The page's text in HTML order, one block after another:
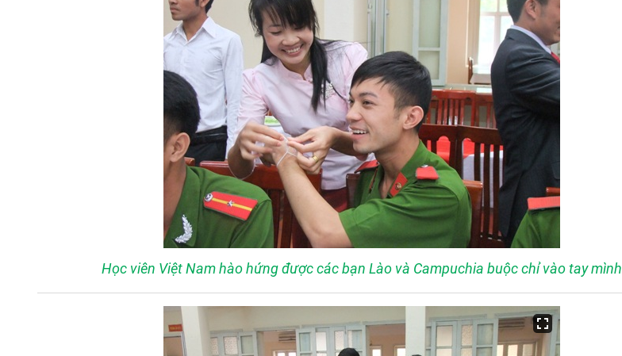
Học viên Việt Nam hào hứng được các bạn Lào và Campuchia buộc chỉ vào tay mình